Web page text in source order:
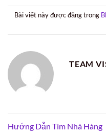
Bài viết này được đăng trong
TEAM
Hướng Dẫn Tìm Nhà Hàng